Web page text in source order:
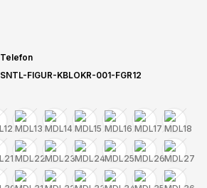
Telefon
SNTL-FIGUR-KBLOKR-001-FGR12